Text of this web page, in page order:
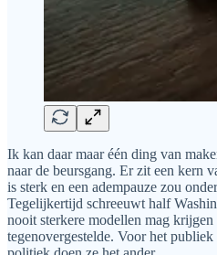
Ik kan daar maar één ding van
naar de beursgang. Er zit een kern
is sterk en een adempauze zou
Tegelijkertijd schreeuwt half
nooit sterkere modellen mag krijgen
tegenovergestelde. Voor het